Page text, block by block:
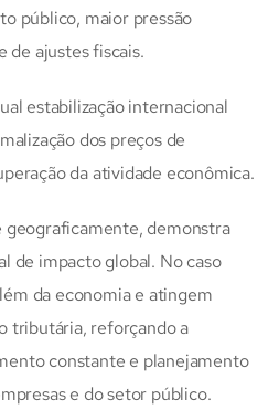
público, maior pressão
de ajustes fiscais.
estabilização internacional
dos preços de
da atividade econômica.
demonstra
de impacto global. No caso
da economia e atingem
tributária, reforçando a
constante e planejamento
e do setor público.